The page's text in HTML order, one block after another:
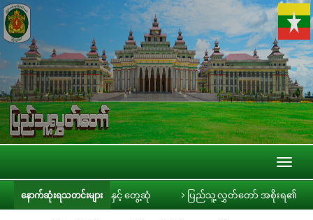
နောက်ဆုံးရသတင်းများ
သတင်းမီဒီယာများနှင့် တွေ့ဆုံ ပြည်သူ့လွှတ်တော် အစိုးရ၏ အာမခံချက်မျ